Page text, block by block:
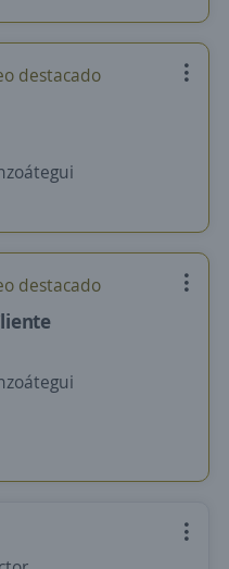
destacado
destacado